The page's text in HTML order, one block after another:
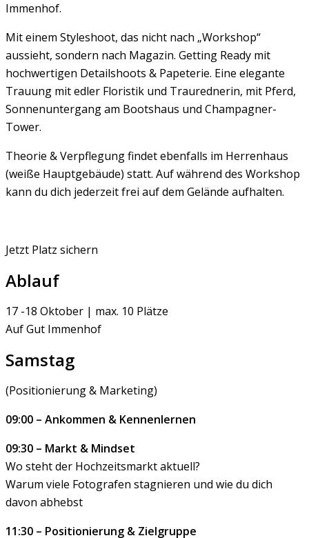
Immenhof.
Mit einem Styleshoot, das nicht nach „Workshop“
aussieht, sondern nach Magazin. Getting Ready mit
hochwertigen Detailshoots & Papeterie. Eine elegante
Trauung mit edler Floristik und Traurednerin, mit Pferd,
Sonnenuntergang am Bootshaus und Champagner-
Tower.
Theorie & Verpflegung findet ebenfalls im Herrenhaus
(weiße Hauptgebäude) statt. Auf während des Workshop
kann du dich jederzeit frei auf dem Gelände aufhalten.
Jetzt Platz sichern
Ablauf
17 -18 Oktober | max. 10 Plätze
Auf Gut Immenhof
Samstag
(Positionierung & Marketing)
09:00 – Ankommen & Kennenlernen
09:30 – Markt & Mindset
Wo steht der Hochzeitsmarkt aktuell?
Warum viele Fotografen stagnieren und wie du dich
davon abhebst
11:30 – Positionierung & Zielgruppe